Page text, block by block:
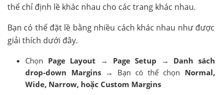
thể chỉ định lề khác nhau cho các trang khác nhau.
Bạn có thể đặt lề bằng nhiều cách khác nhau như được
giải thích dưới đây.
Chọn Page Layout → Page Setup → Danh sách
drop-down Margins→ Bạn có thể chọn Normal,
Wide, Narrow, hoặc Custom Margins